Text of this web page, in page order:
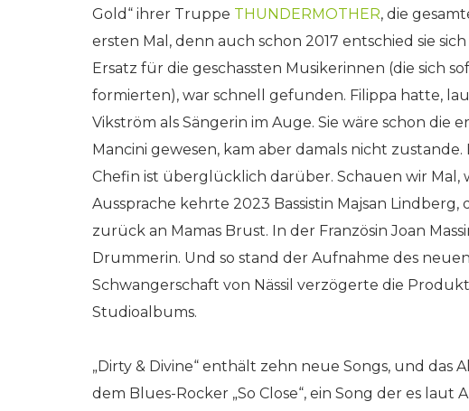
Gold“ ihrer Truppe THUNDERMOTHER, die
ersten Mal, denn auch schon 2017 entschied sie
Ersatz für die geschassten Musikerinnen (die sich
formierten), war schnell gefunden. Filippa hatte,
Vikström als Sängerin im Auge. Sie wäre schon die
Mancini gewesen, kam aber damals nicht
Chefin ist überglücklich darüber. Schauen wir Mal,
Aussprache kehrte 2023 Bassistin Majsan Lindberg,
zurück an Mamas Brust. In der Französin Joan
Drummerin. Und so stand der Aufnahme des
Schwangerschaft von Nässil verzögerte die
Studioalbums.
„Dirty & Divine“ enthält zehn neue Songs, und das
dem Blues-Rocker „So Close“, ein Song der es laut